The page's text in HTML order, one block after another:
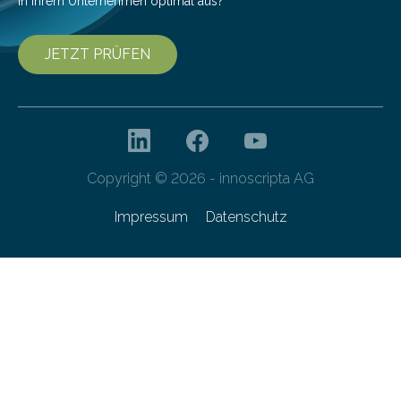
JETZT PRÜFEN
Copyright © 2026 - innoscripta AG
Impressum Datenschutz